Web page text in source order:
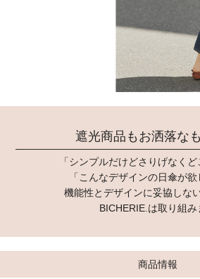
遮光商品もお洒落なも
「シンプルだけどさりげなくど
「こんなデザインの日傘が欲
機能性とデザインに妥協しな
BICHERIE.は取り組み
商品情報